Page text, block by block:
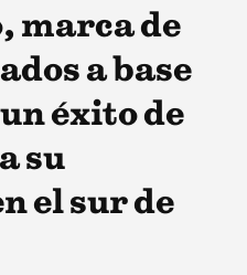
marca de
a base
éxito de
su
el sur de